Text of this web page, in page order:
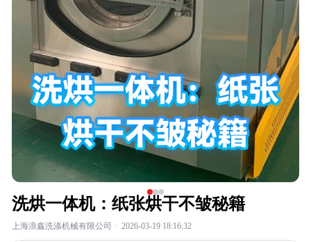
洗烘一体机：纸张烘干不皱秘籍
上海浪鑫洗涤机械有限公司 · 2026-03-19 18:16:32